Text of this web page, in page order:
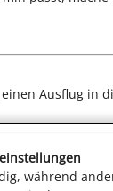
während
Ausflug in